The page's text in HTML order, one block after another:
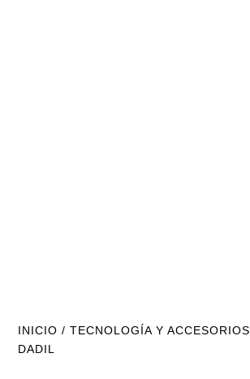
INICIO /TECNOLOGÍA Y ACCESORIOS
DADIL